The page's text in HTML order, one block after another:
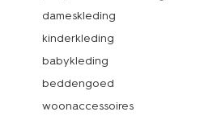
dameskleding
kinderkleding
babykleding
beddengoed
woonaccessoires